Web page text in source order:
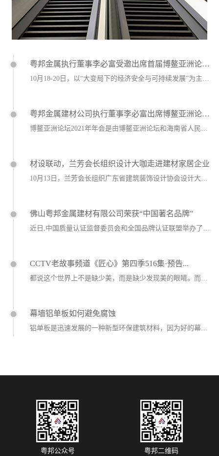
粤邦金属执行董事李必富受邀出席首届博鳌亚洲论坛...
10月18-20日，以“大变局下的经济安全与可持续发展”为主题的首届博鳌亚洲论坛...
粤邦金属建材公司执行董事李必富出席博鳌亚洲论坛...
博鳌亚洲论坛2021年年会是由博鳌亚洲论坛和海南省人民政府联合主办，于4月18日...
材设联动，兰芳会长组织设计大咖走进建材家居企业
10月13日，兰芳会长组织广东省建筑装饰设计协会设计大咖们走进建材家居企业，了解...
佛山粤邦金属建材有限公司荣获“中国著名品牌”
近日,中国质量认证监督委员会和全国品牌认证联盟举办了一系列的评选活动以此表彰各行...
CCTV老故事频道《匠心》第四季516集·预告...
都说这个世界上不是缺少美，而是缺少发现美的眼睛。而在现在的这个时代，很多时候并不...
幕墙铝单板如何避免腐蚀
铝单板是迅速发展的一种新型环保建筑材料，因为好的幕墙铝单板具有耐酸碱、耐腐蚀、抗...
粤邦公众号 粤邦二维码